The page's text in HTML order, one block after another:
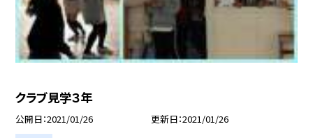
クラブ見学３年
公開日 2021/01/26 更新日 2021/01/26